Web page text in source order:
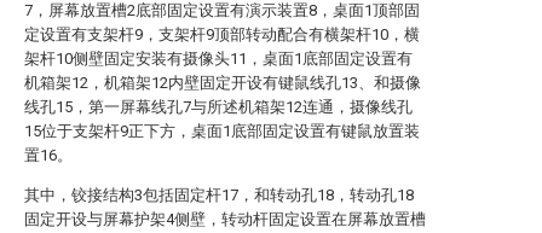
7，屏幕放置槽2底部固定设置有演示装置8，桌面1顶部固
定设置有支架杆9，支架杆9顶部转动配合有横架杆10，横
架杆10侧壁固定安装有摄像头11，桌面1底部固定设置有
机箱架12，机箱架12内壁固定开设有键鼠线孔13、和摄像
线孔15，第一屏幕线孔7与所述机箱架12连通，摄像线孔
15位于支架杆9正下方，桌面1底部固定设置有键鼠放置装
置16。
其中，铰接结构3包括固定杆17，和转动孔18，转动孔18
固定开设与屏幕护架4侧壁，转动杆固定设置在屏幕放置槽